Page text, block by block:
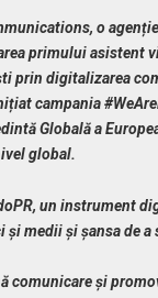
o
primului asistent
prin digitalizarea
campania
Globală a
global.
un instrument
medii și șansa de
comunicare și